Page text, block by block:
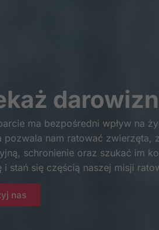
ma bezpośredni wpływ na
pozwala nam ratować zwierzęta,
schronienie oraz szukać im
i stań się częścią naszej misji
nas